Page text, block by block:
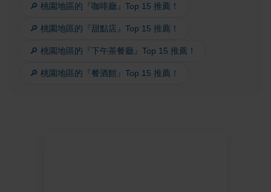
🔎 桃園地區的『咖啡廳』Top 15 推薦！
🔎 桃園地區的『甜點店』Top 15 推薦！
🔎 桃園地區的『下午茶餐廳』Top 15 推薦！
🔎 桃園地區的『餐酒館』Top 15 推薦！